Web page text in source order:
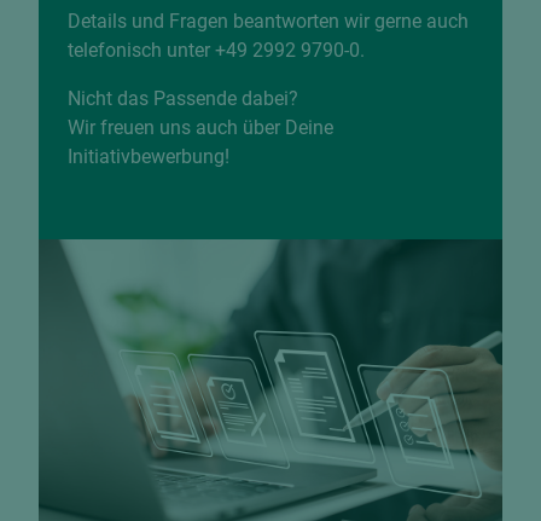
Details und Fragen beantworten wir gerne auch
telefonisch unter +49 2992 9790-0.
Nicht das Passende dabei?
Wir freuen uns auch über Deine
Initiativbewerbung!